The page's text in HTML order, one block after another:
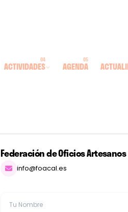
ACTIVIDADES AGENDA
Federación de Oficios
info@foacal.es